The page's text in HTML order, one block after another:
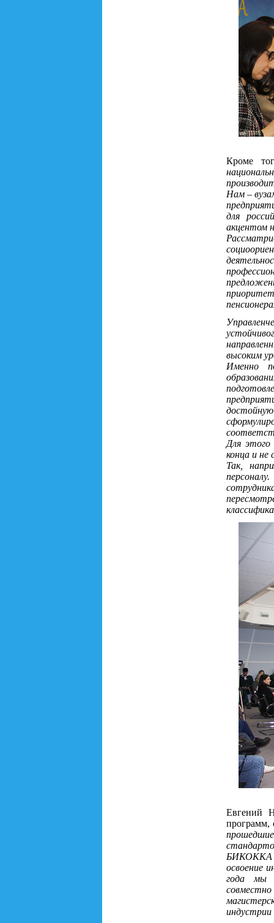
Кроме
Нам –
для
акцентом
высоким
Именно
Для
конца и не
Так,
Евгений
программ,
БИКОККА
освоение
года мы